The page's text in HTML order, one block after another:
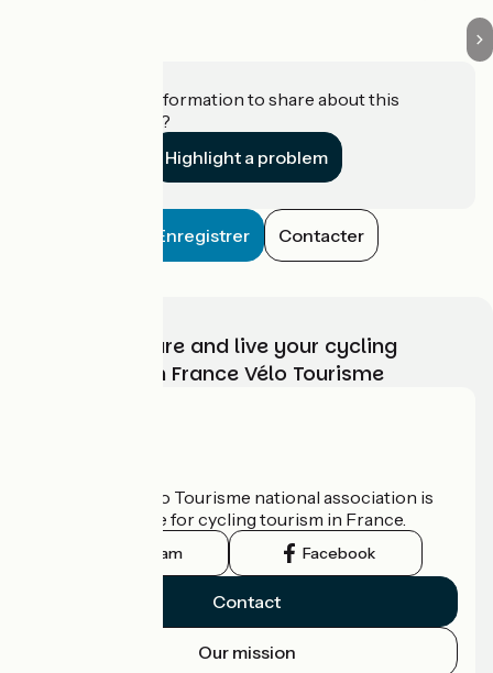
Do you have information to share about this
establishment?
Highlight a problem
Enregistrer Contacter
Choose, prepare and live your cycling
adventure with France Vélo Tourisme
The France Vélo Tourisme national association is
the official guide for cycling tourism in France.
Instagram Facebook
Contact
Our mission